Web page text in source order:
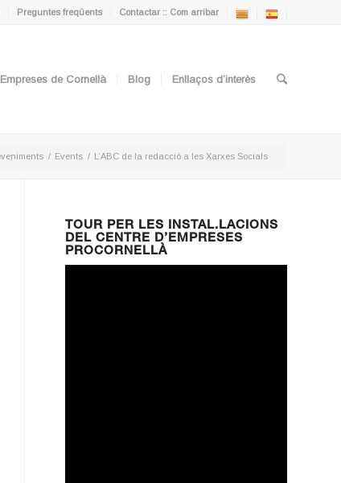
Preguntes freqüents Contactar :: Com arribar
Empreses de Cornellà Blog Enllaços d’interès
/ Events / L’ABC de la redacció a les Xarxes Socials
TOUR PER LES INSTAL.LACIONS
DEL CENTRE D’EMPRESES
PROCORNELLÀ